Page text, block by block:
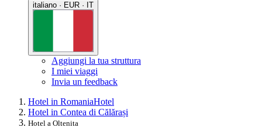
italiano · EUR · IT
Aggiungi la tua struttura
I miei viaggi
Invia un feedback
Hotel in RomaniaHotel
Hotel in Contea di Călărași
Hotel a Oltenita